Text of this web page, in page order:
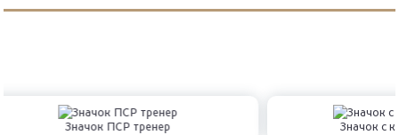
Значок ПСР тренер Значок с